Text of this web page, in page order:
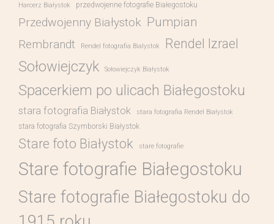
Harcerz Białystok przedwojenne fotografie Białegostoku
Przedwojenny Białystok Pumpian
Rembrandt Rendel fotografia Bialystok Rendel Izrael
Sołowiejczyk Sołowiejczyk Białystok
Spacerkiem po ulicach Białegostoku
stara fotografia Białystok stara fotografia Rendel Białystok
stara fotografia Szymborski Białystok
Stare foto Białystok stare fotografie
Stare fotografie Białegostoku
Stare fotografie Białegostoku do